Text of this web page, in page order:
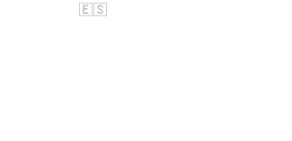
🇪🇸